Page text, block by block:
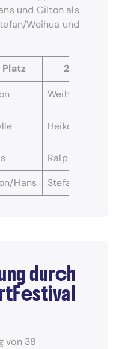
und Gilton als
Weihua und
Platz 2. Platz
Weihua
Heiko
Ralph
Hans Stefan/Weihua
durch
von 38